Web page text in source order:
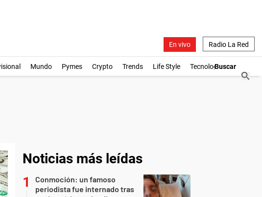
En vivo Radio La Red
Mundo Pymes Crypto Trends Life Style Tecnología
Noticias más leídas
Conmoción: un famoso
periodista fue internado tras